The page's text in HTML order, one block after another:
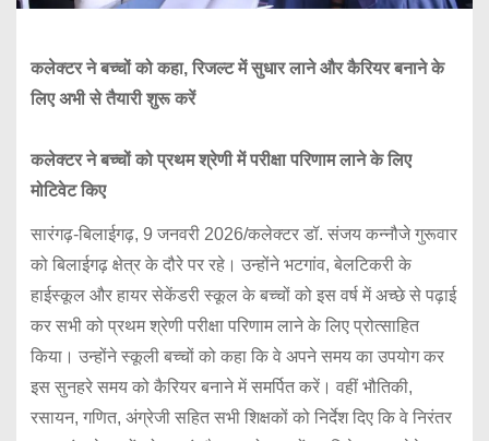
कलेक्टर ने बच्चों को कहा, रिजल्ट में सुधार लाने और कैरियर बनाने के
लिए अभी से तैयारी शुरू करें
कलेक्टर ने बच्चों को प्रथम श्रेणी में परीक्षा परिणाम लाने के लिए
मोटिवेट किए
सारंगढ़-बिलाईगढ़, 9 जनवरी 2026/कलेक्टर डॉ. संजय कन्नौजे गुरूवार
को बिलाईगढ़ क्षेत्र के दौरे पर रहे। उन्होंने भटगांव, बेलटिकरी के
हाईस्कूल और हायर सेकेंडरी स्कूल के बच्चों को इस वर्ष में अच्छे से पढ़ाई
कर सभी को प्रथम श्रेणी परीक्षा परिणाम लाने के लिए प्रोत्साहित
किया। उन्होंने स्कूली बच्चों को कहा कि वे अपने समय का उपयोग कर
इस सुनहरे समय को कैरियर बनाने में समर्पित करें। वहीं भौतिकी,
रसायन, गणित, अंग्रेजी सहित सभी शिक्षकों को निर्देश दिए कि वे निरंतर